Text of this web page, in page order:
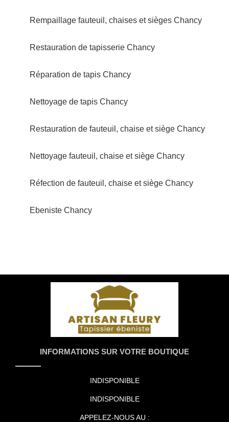
Rempaillage fauteuil, chaises et sièges Chancy
Restauration de tapisserie Chancy
Réparation de tapis Chancy
Nettoyage de tapis Chancy
Restauration de fauteuil, chaise et siège Chancy
Nettoyage fauteuil, chaise et siège Chancy
Réfection de fauteuil, chaise et siège Chancy
Ebeniste Chancy
INFORMATIONS SUR VOTRE BOUTIQUE
INDISPONIBLE
INDISPONIBLE
APPELEZ-NOUS AU :